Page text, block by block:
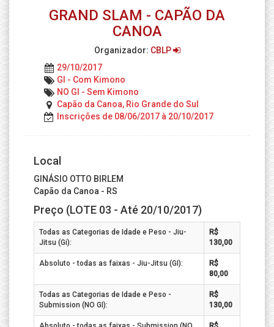
GRAND SLAM - CAPÃO DA
CANOA
Organizador: CBLP
29/10/2017
GI - Com Kimono
NO GI - Sem Kimono
Capão da Canoa, Rio Grande do Sul
Inscrições de 08/06/2017 à 20/10/2017
Local
GINÁSIO OTTO BIRLEM
Capão da Canoa - RS
Preço (LOTE 03 - Até 20/10/2017)
Todas as Categorias de Idade e Peso - Jiu-
Jitsu (Gi):
R$
130,00
Absoluto - todas as faixas - Jiu-Jitsu (GI):
R$
80,00
Todas as Categorias de Idade e Peso -
Submission (NO GI):
R$
130,00